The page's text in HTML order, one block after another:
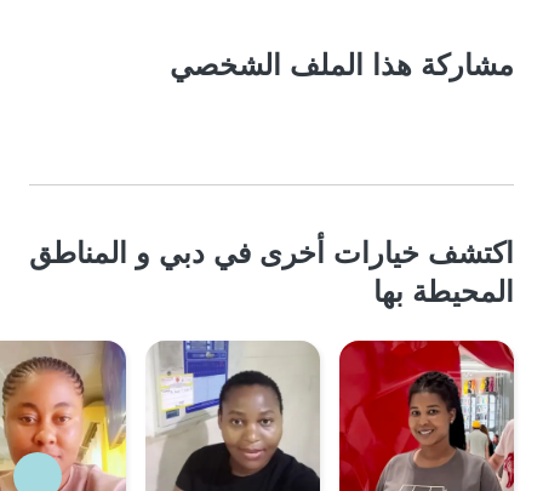
مشاركة هذا الملف الشخصي
اكتشف خيارات أخرى في دبي و المناطق
المحيطة بها